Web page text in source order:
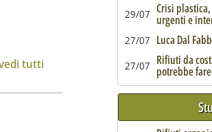
tutti
29/07 Crisi
urgenti e
27/07 Luca Dal
27/07 Rifiuti da
potrebbe